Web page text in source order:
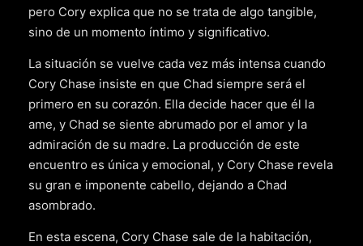
pero Cory explica que no se trata de algo tangible,
sino de un momento íntimo y significativo.
La situación se vuelve cada vez más intensa cuando
Cory Chase insiste en que Chad siempre será el
primero en su corazón. Ella decide hacer que él la
ame, y Chad se siente abrumado por el amor y la
admiración de su madre. La producción de este
encuentro es única y emocional, y Cory Chase revela
su gran e imponente cabello, dejando a Chad
asombrado.
En esta escena, Cory Chase sale de la habitación,